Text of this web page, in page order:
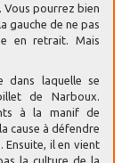
Vous pourrez bien
gauche de ne pas
en retrait. Mais
dans laquelle se
de Narboux.
à la manif de
cause à défendre
Ensuite, il en vient